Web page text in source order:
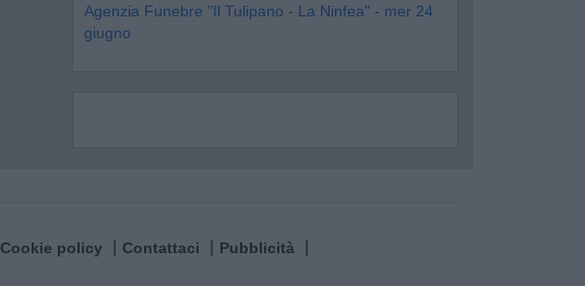
Agenzia Funebre "Il Tulipano - La Ninfea" - mer 24
giugno
Cookie policy Contattaci Pubblicità